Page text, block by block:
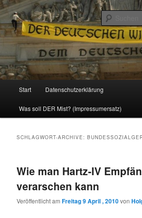
Reizzentrum
Politik, Wirtschaft, Soziales und Gesellschaft
Zum
Inhalt
Zum
sekundären
Start Datenschutzerklärung
Was soll DER Mist? (Impressumersatz)
SCHLAGWORT-ARCHIVE:
Wie man Hartz-IV
verarschen kann
Veröffentlicht amFreitag 9 April , 2010von